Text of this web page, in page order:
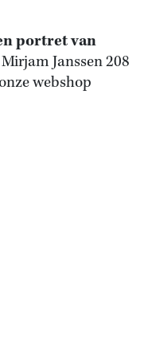
portret van
Mirjam Janssen208
webshop